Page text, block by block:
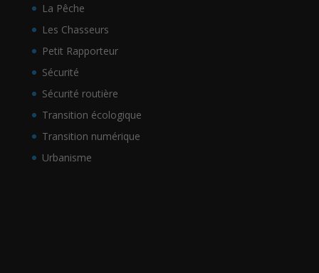
La Pêche
Les Chasseurs
Petit Rapporteur
Sécurité
Sécurité routière
Transition écologique
Transition numérique
Urbanisme